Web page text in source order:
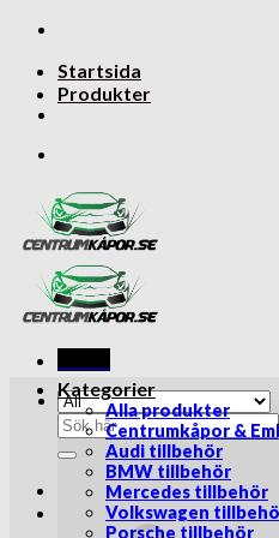
Skip
contentStartsida
Produkter
Sök
efter:
Kategorier
Alla produkter
Centrumkåpor &
Audi tillbehör
BMW tillbehör
Mercedes tillbehör
Volkswagen
Porsche tillbehör